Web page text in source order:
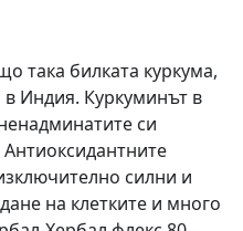
така билката куркума,
Индия. Куркуминът в
си
силни и
на клетките и много